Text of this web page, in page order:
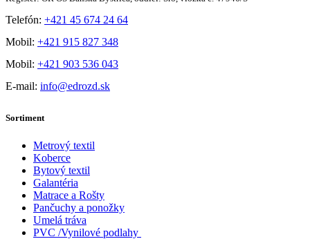
Telefón: +421 45 674 24 64
Mobil: +421 915 827 348
Mobil: +421 903 536 043
E-mail: info@edrozd.sk
Sortiment
Metrový textil
Koberce
Bytový textil
Galantéria
Matrace a Rošty
Pančuchy a ponožky
Umelá tráva
PVC /Vynilové podlahy